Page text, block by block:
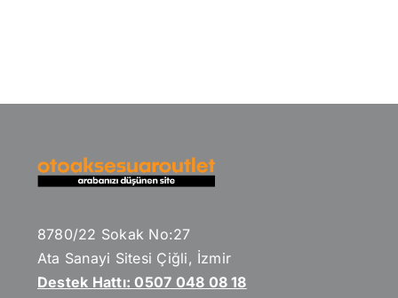
8780/22 Sokak No:27
Ata Sanayi Sitesi Çiğli, İzmir
Destek Hattı: 0507 048 08 18